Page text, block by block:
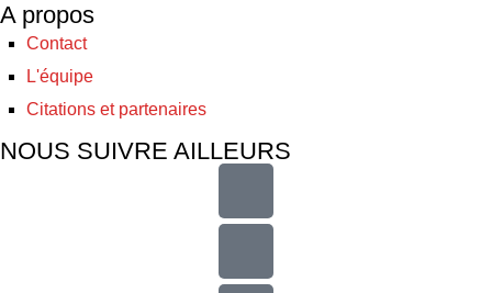
A propos
Contact
L'équipe
Citations et partenaires
NOUS SUIVRE AILLEURS